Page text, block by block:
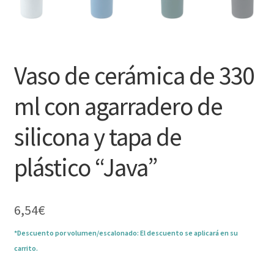
Vaso de cerámica de 330
ml con agarradero de
silicona y tapa de
plástico “Java”
6,54€
*Descuento por volumen/escalonado: El descuento se aplicará en su
carrito.